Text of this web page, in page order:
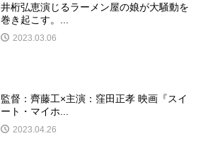
井桁弘恵演じるラーメン屋の娘が大騒動を
巻き起こす。...
2023.03.06
監督：齊藤工×主演：窪田正孝 映画『スイ
ート・マイホ...
2023.04.26